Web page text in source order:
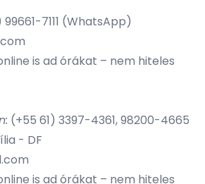
99661-7111 (WhatsApp)
is ad órákat – nem hiteles
: (+55 61) 3397-4361, 98200-4665
- DF
is ad órákat – nem hiteles